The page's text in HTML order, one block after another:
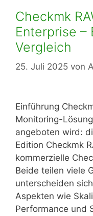
Checkmk
Enterprise –
Vergleich
25. Juli 2025 von
Einführung
Monitoring-
angeboten wird:
Edition Checkmk
kommerzielle
Beide teilen viele
unterscheiden
Aspekten wie
Performance und